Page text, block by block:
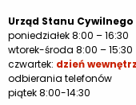
Urząd Stanu
poniedziałek 8:00 – 16:30
wtorek-środa 8:00 – 15:30
czwartek: dzień
odbierania telefonów
piątek 8:00-14:30